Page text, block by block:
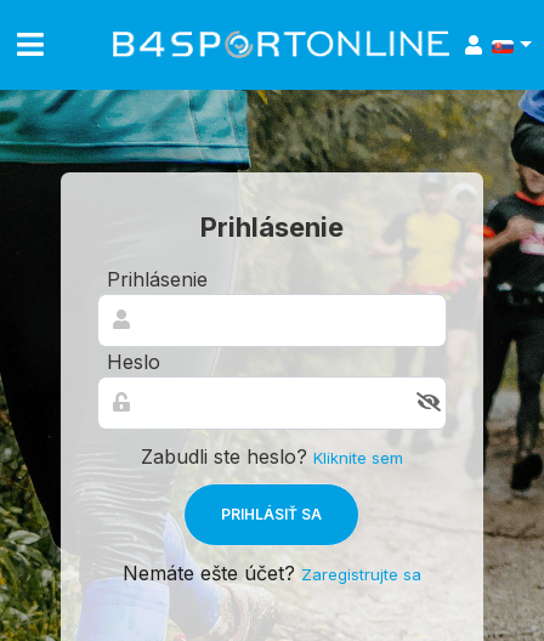
Prihlásenie
Prihlásenie
Heslo
Zabudli ste heslo? Kliknite sem
PRIHLÁSIŤ SA
Nemáte ešte účet? Zaregistrujte sa